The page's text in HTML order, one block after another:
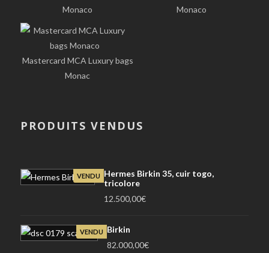
Monaco
Monaco
Mastercard MCA Luxury bags
Monac
PRODUITS VENDUS
VENDU
Hermes Birkin 35, cuir togo,
tricolore
12.500,00€
VENDU
Birkin
82.000,00€